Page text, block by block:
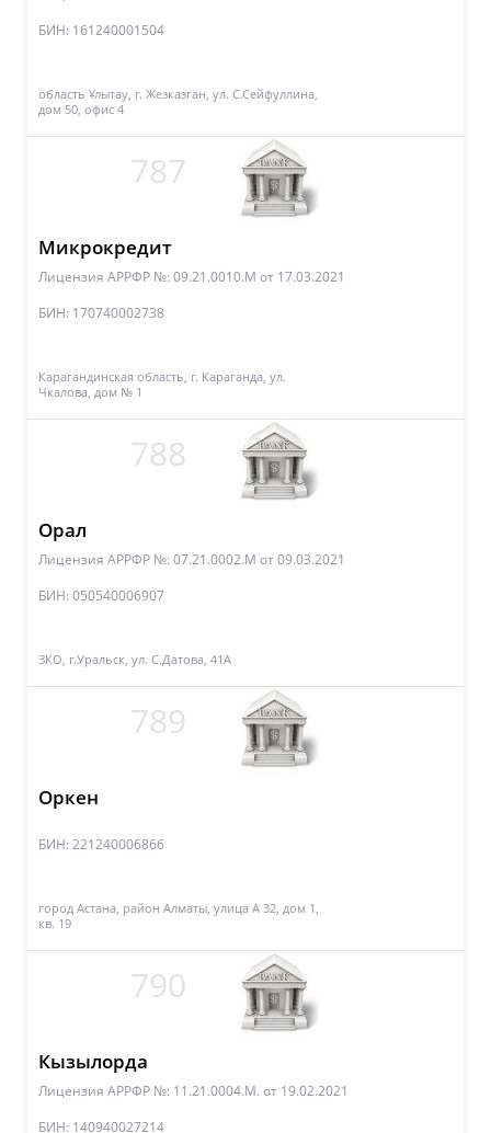
БИН: 161240001504
область Ұлытау, г. Жезказган, ул. С.Сейфуллина,
дом 50, офис 4
787
Микрокредит
Лицензия АРРФР №: 09.21.0010.М от 17.03.2021
БИН: 170740002738
Карагандинская область, г. Караганда, ул.
Чкалова, дом № 1
788
Орал
Лицензия АРРФР №: 07.21.0002.М от 09.03.2021
БИН: 050540006907
ЗКО, г.Уральск, ул. С.Датова, 41А
789
Оркен
БИН: 221240006866
город Астана, район Алматы, улица А 32, дом 1,
кв. 19
790
Кызылорда
Лицензия АРРФР №: 11.21.0004.М. от 19.02.2021
БИН: 140940027214